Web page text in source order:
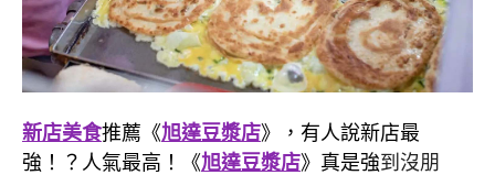
新店美食推薦《旭達豆漿店》，有人說新店最
強！？人氣最高！《旭達豆漿店》真是強到沒朋